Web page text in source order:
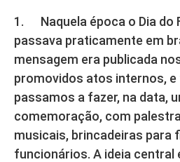
1. Naquela época o Dia do
passava praticamente em
mensagem era publicada
promovidos atos internos, e
passamos a fazer, na data,
comemoração, com
musicais, brincadeiras para
funcionários. A ideia central